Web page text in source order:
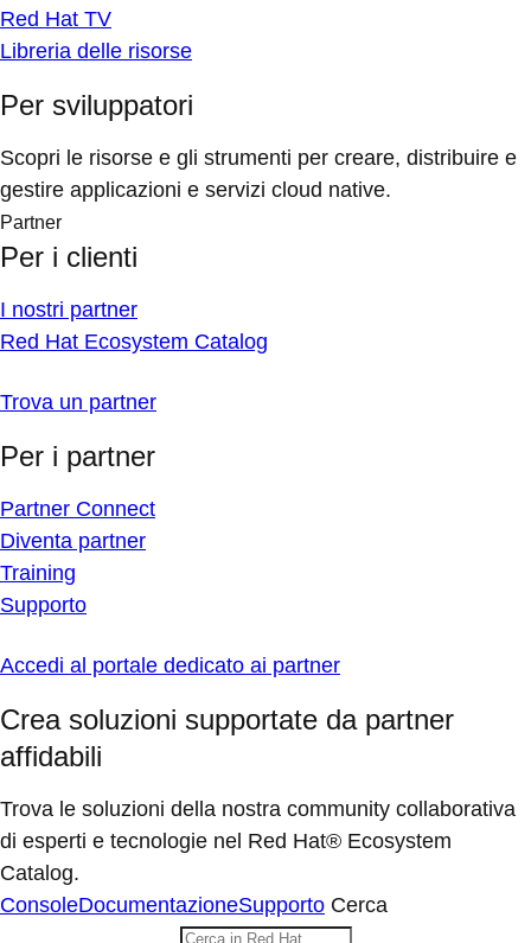
Red Hat TV
Libreria delle risorse
Per sviluppatori
Scopri le risorse e gli strumenti per creare, distribuire e
gestire applicazioni e servizi cloud native.
Partner
Per i clienti
I nostri partner
Red Hat Ecosystem Catalog
Trova un partner
Per i partner
Partner Connect
Diventa partner
Training
Supporto
Accedi al portale dedicato ai partner
Crea soluzioni supportate da partner
affidabili
Trova le soluzioni della nostra community collaborativa
di esperti e tecnologie nel Red Hat® Ecosystem
Catalog.
ConsoleDocumentazioneSupporto Cerca